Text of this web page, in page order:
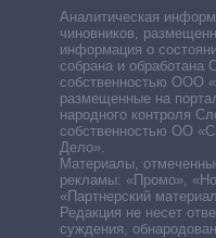
Аналитическая
чиновников,
информация о
собрана и
собственностью ООО
размещенные на
народного контроля
собственностью ОО
Дело».
Материалы,
рекламы: «Промо»,
«Партнерский
Редакция не несет
суждения,